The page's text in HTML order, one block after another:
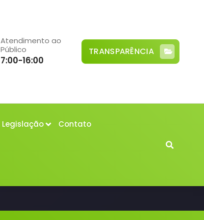
Atendimento ao
Público
7:00-16:00
TRANSPARÊNCIA
Legislação Contato